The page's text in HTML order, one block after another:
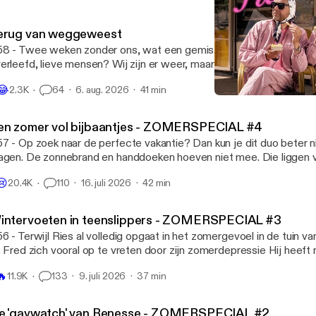
van weggeweest
- Twee weken zonder ons, wat een gemis. Hebben jullie het
lieve mensen? Wij zijn er weer, maar we hebben Jopie
in de zon laten liggen. Verder zijn we geen spat veranderd:
de stok met de moedermaffia én Fred doet waar hij goed in is:
🎧 Geproduceerd door Tonny Media 💖 Volg ons op Instagram en
@fredenries 🪩 Mail naar fredenries@tonnymedia.nl
2.3K 64 6. aug. 2026 41 min
zomer vol bijbaantjes - ZOMERSPECIAL #4
- Op zoek naar de perfecte vakantie? Dan kun je dit duo beter
De zonnebrand en handdoeken hoeven niet mee. Die liggen
anders afleveren. Een pretpark bijvoorbeeld. Ries had er
door Tonny Media 💖 Volg ons op Instagram en
naar fredenries@tonnymedia.nl
20.4K 110 16. juli 2026 42 min
in teenslippers - ZOMERSPECIAL #3
- Terwijl Ries al volledig opgaat in het zomergevoel in de tuin
Fred zich vooral op te vreten door zijn zomerdepressie Hij heeft
Om het iets aangenamer te maken voor zichzelf heeft hij
voetjes op het terras zitten, let dan even op je
11.9K 133 9. juli 2026 37 min